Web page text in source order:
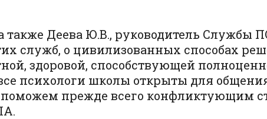
также Деева Ю.В., руководитель
служб, о цивилизованных способах
здоровой, способствующей
психологи школы открыты для
прежде всего конфликтующим